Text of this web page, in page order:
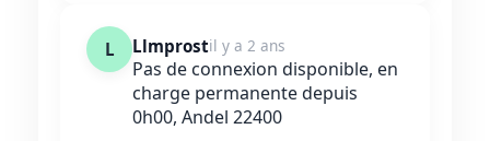
L Llmprostil y a 2 ans
Pas de connexion disponible, en
charge permanente depuis
0h00, Andel 22400